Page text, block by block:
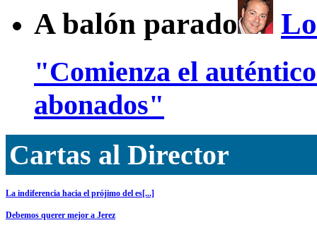
A balón parado
"Comienza el
abonados"
Cartas al Director
La indiferencia hacia el prójimo del es[...]
Debemos querer mejor a Jerez